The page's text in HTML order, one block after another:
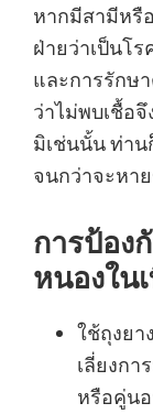
หากมีสามีหรื
ฝ่ายว่าเป็นโ
และการรักษ
ว่าไม่พบเชื้อ
มิเช่นนั้น ท่า
จนกว่าจะหา
การป้อง
หนองใน
ใช้ถุงยา
เลี่ยงก
หรือคู่น